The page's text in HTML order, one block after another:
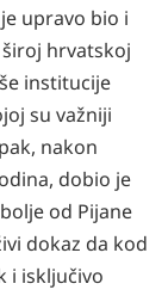
upravo bio i
hrvatskoj
institucije
su važniji
nakon
dobio je
od Pijane
dokaz da kod
i isključivo